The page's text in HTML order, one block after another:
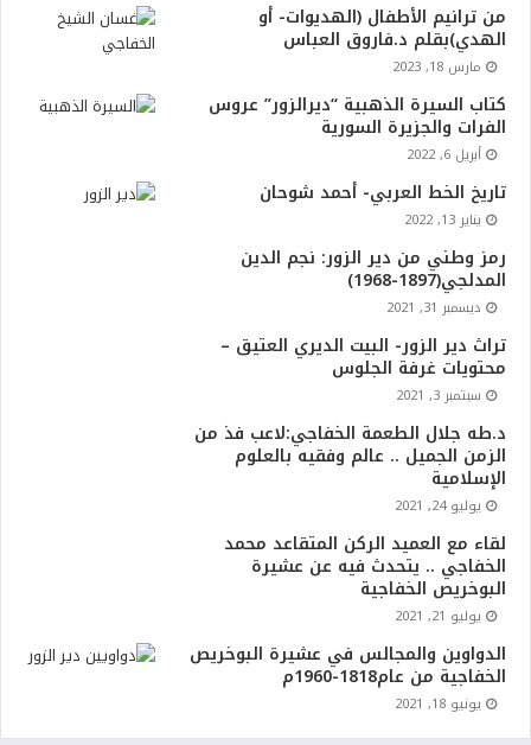
من ترانيم الأطفال (الهديوات- أو
الهدي)بقلم د.فاروق العباس
مارس 18, 2023
كتاب السيرة الذهبية “ديرالزور” عروس
الفرات والجزيرة السورية
أبريل 6, 2022
تاريخ الخط العربي- أحمد شوحان
يناير 13, 2022
رمز وطني من دير الزور: نجم الدين
المدلجي(1897-1968)
ديسمبر 31, 2021
تراث دير الزور- البيت الديري العتيق –
محتويات غرفة الجلوس
سبتمبر 3, 2021
د.طه جلال الطعمة الخفاجي:لاعب فذ من
الزمن الجميل .. عالم وفقيه بالعلوم
الإسلامية
يوليو 24, 2021
لقاء مع العميد الركن المتقاعد محمد
الخفاجي .. يتحدث فيه عن عشيرة
البوخريص الخفاجية
يوليو 21, 2021
الدواوين والمجالس في عشيرة البوخريص
الخفاجية من عام1818-1960م
يونيو 18, 2021